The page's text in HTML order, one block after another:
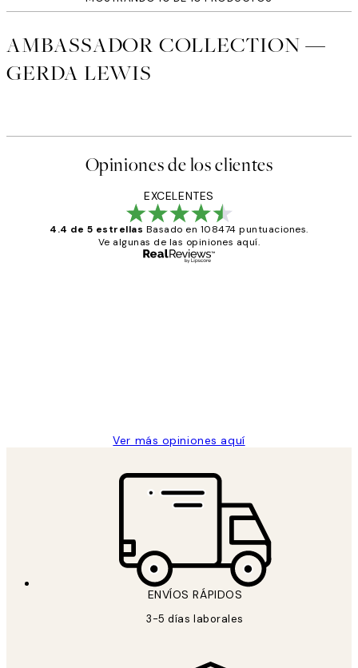
AMBASSADOR COLLECTION —
GERDA LEWIS
Opiniones de los clientes
EXCELENTES
4.4 de 5 estrellas Basado en 108474 puntuaciones.
Ve algunas de las opiniones aquí.
Ver más opiniones aquí
ENVÍOS RÁPIDOS
3-5 días laborales